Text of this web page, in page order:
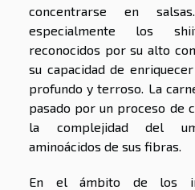
concentrarse en
especialmente los
reconocidos por su alto
su capacidad de
profundo y terroso. La
pasado por un proceso de
la complejidad del
aminoácidos de sus fibras.
En el ámbito de los